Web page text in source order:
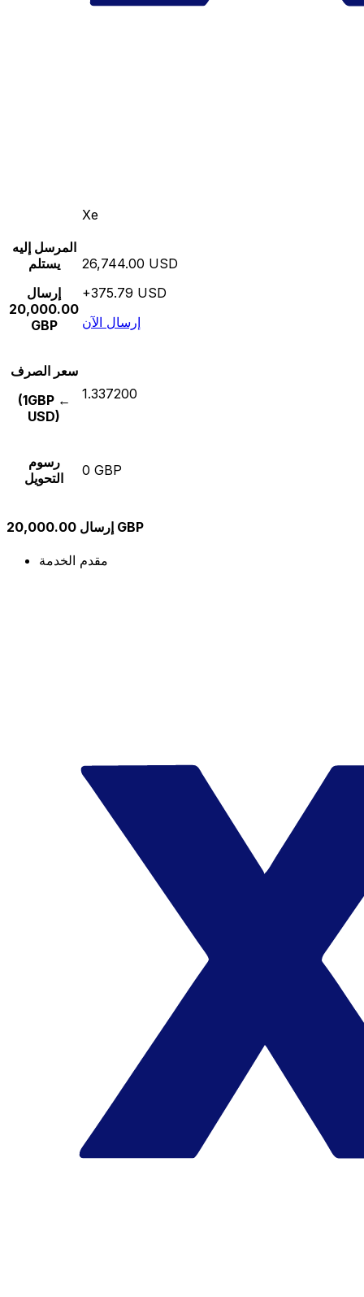
Xe
المرسل إليه
يستلم
إرسال
20,000.00
GBP
26,744.00 USD
+375.79 USD
إرسال الآن
سعر الصرف
(1GBP ←
USD)
1.337200
رسوم
التحويل
0 GBP
إرسال 20,000.00 GBP
مقدم الخدمة